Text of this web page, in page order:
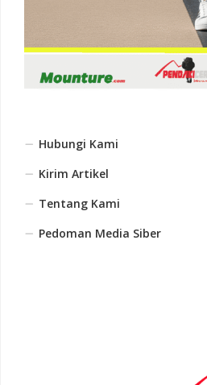
Hubungi Kami
Kirim Artikel
Tentang Kami
Pedoman Media Siber